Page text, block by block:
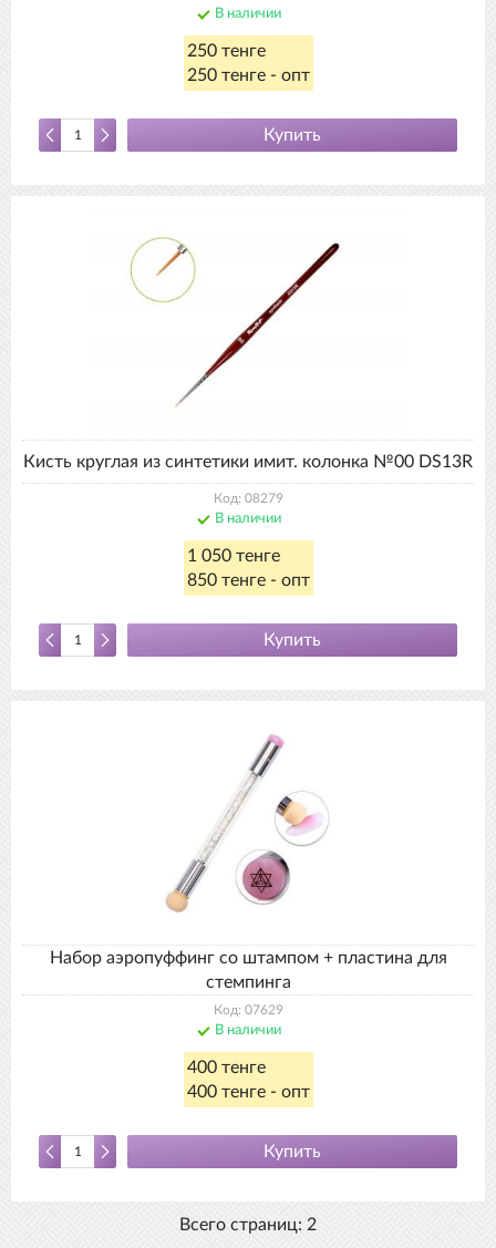
В наличии
250 тенге
250 тенге - опт
Купить
Кисть круглая из синтетики имит. колонка №00 DS13R
Код: 08279
В наличии
1 050 тенге
850 тенге - опт
Купить
Набор аэропуффинг со штампом + пластина для
стемпинга
Код: 07629
В наличии
400 тенге
400 тенге - опт
Купить
Всего страниц: 2